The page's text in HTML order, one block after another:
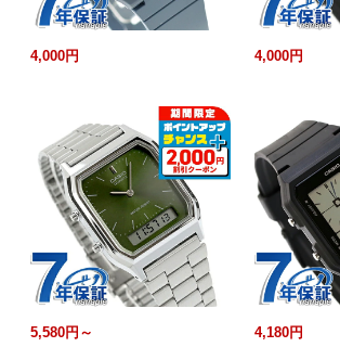
4,000円 4,000円
5,580円～ 4,180円